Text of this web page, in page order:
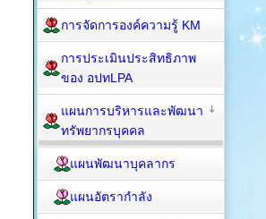
การจัดการองค์ความรู้ KM
การประเมินประสิทธิภาพ
ของ อปทLPA
แผนการบริหารและพัฒนา
ทรัพยากรบุคคล
แผนพัฒนาบุคลากร
แผนอัตรากำลัง